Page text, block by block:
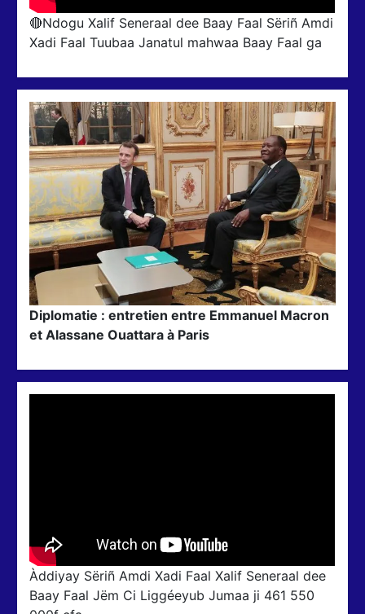
🔴Ndogu Xalif Seneraal dee Baay Faal Sëriñ Amdi
Xadi Faal Tuubaa Janatul mahwaa Baay Faal ga
Diplomatie : entretien entre Emmanuel Macron
et Alassane Ouattara à Paris
Àddiyay Sëriñ Amdi Xadi Faal Xalif Seneraal dee
Baay Faal Jëm Ci Liggéeyub Jumaa ji 461 550